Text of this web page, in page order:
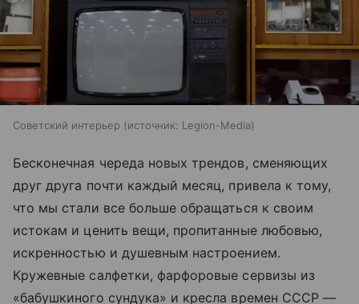
Советский интерьер источник: Legion-Media
Бесконечная череда новых трендов, сменяющих
друг друга почти каждый месяц, привела к тому,
что мы стали все больше обращаться к своим
истокам и ценить вещи, пропитанные любовью,
искренностью и душевным настроением.
Кружевные салфетки, фарфоровые сервизы из
«бабушкиного сундука» и кресла времен СССР —